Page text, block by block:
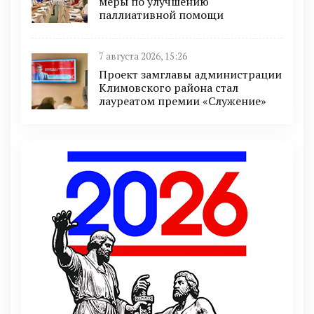
паллиативной помощи
7 августа 2026, 15:26
Проект замглавы администрации
Климовского района стал
лауреатом премии «Служение»